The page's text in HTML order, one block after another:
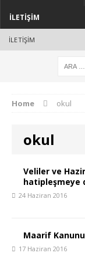
İLETIŞIM
İLETIŞIM
Home okul
okul
Veliler ve
hatipleşmeye
24 Haziran 2016
Maarif
17 Haziran 2016